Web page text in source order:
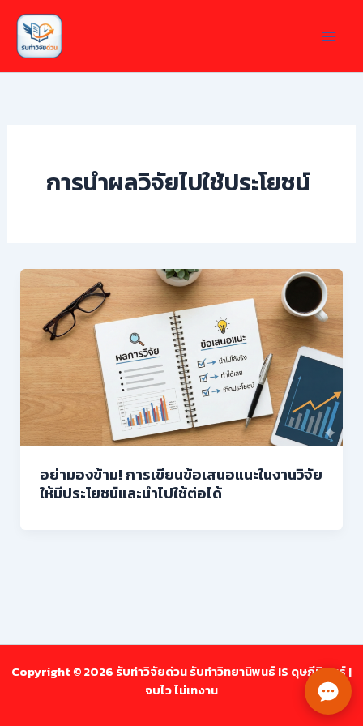
Skip
content
การนำผลวิจัยไปใช้ประโยชน์
อย่ามองข้าม! การเขียนข้อเสนอแนะในงานวิจัย
ให้มีประโยชน์และนำไปใช้ต่อได้
Copyright © 2026 รับทำวิจัยด่วน รับทำวิทยานิพนธ์ IS ดุษฎีนิพนธ์ |
จบไว ไม่เทงาน